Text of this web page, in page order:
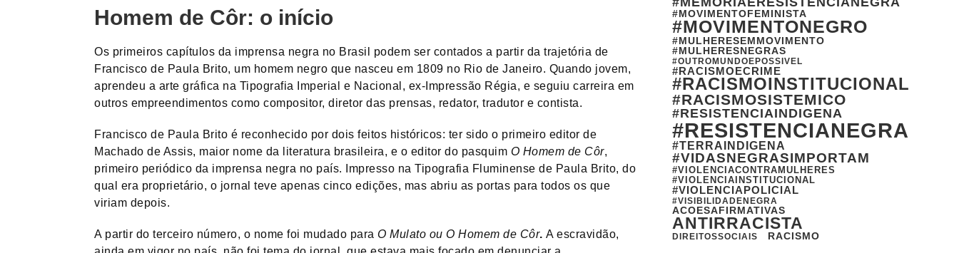
Homem de Côr: o início
Os primeiros capítulos da imprensa negra no Brasil podem ser contados a partir da trajetória de
Francisco de Paula Brito, um homem negro que nasceu em 1809 no Rio de Janeiro. Quando jovem,
aprendeu a arte gráfica na Tipografia Imperial e Nacional, ex-Impressão Régia, e seguiu carreira em
outros empreendimentos como compositor, diretor das prensas, redator, tradutor e contista.
Francisco de Paula Brito é reconhecido por dois feitos históricos: ter sido o primeiro editor de
Machado de Assis, maior nome da literatura brasileira, e o editor do pasquim O Homem de Côr,
primeiro periódico da imprensa negra no país. Impresso na Tipografia Fluminense de Paula Brito, do
qual era proprietário, o jornal teve apenas cinco edições, mas abriu as portas para todos os que
viriam depois.
A partir do terceiro número, o nome foi mudado para O Mulato ou O Homem de Côr. A escravidão,
#MOVIMENTOFEMINISTA
#MOVIMENTONEGRO
#MULHERESEMMOVIMENTO
#MULHERESNEGRAS
#OUTROMUNDOEPOSSIVEL
#RACISMOECRIME
#RACISMOINSTITUCIONAL
#RACISMOSISTEMICO
#RESISTENCIAINDIGENA
#RESISTENCIANEGRA
#TERRAINDIGENA
#VIDASNEGRASIMPORTAM
#VIOLENCIACONTRAMULHERES
#VIOLENCIAINSTITUCIONAL
#VIOLENCIAPOLICIAL
#VISIBILIDADENEGRA
ACOESAFIRMATIVAS
ANTIRRACISTA
DIREITOSSOCIAIS RACISMO